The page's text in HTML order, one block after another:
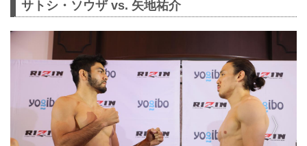
サトシ・ソウザ vs. 矢地祐介